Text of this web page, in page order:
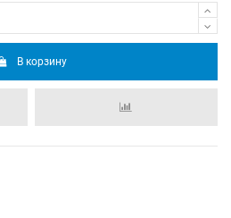
В корзину